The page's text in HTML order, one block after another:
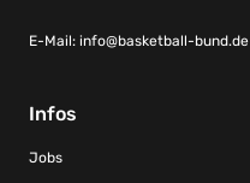
E-Mail: info@basketball-bund.de
Infos
Jobs